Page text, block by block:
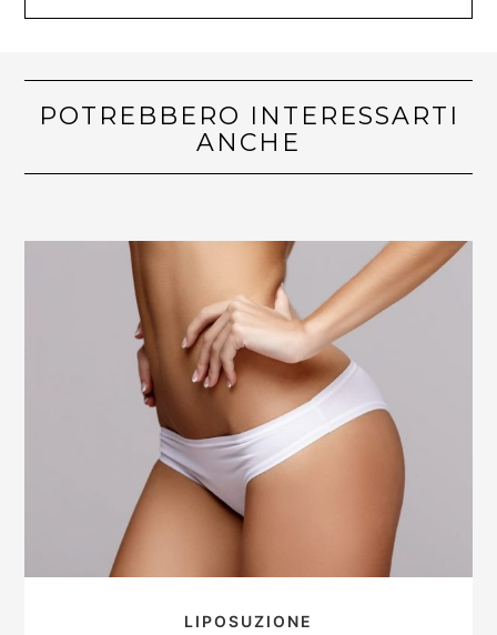
POTREBBERO INTERESSARTI
ANCHE
LIPOSUZIONE